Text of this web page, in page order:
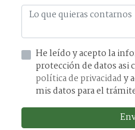
He leído y acepto la información básica sobre
protección
política de privacidady
mis datos para el